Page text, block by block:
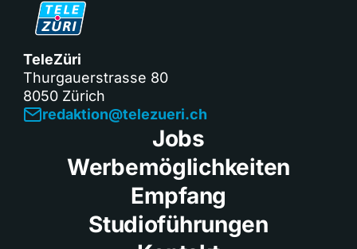
TeleZüri
Thurgauerstrasse 80
8050 Zürich
redaktion@telezueri.ch
Jobs
Werbemöglichkeiten
Empfang
Studioführungen